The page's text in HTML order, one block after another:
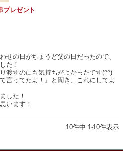
レゼント
せの日がちょうど父の日だったので、
た！
渡すのにも気持ちがよかったです(^^)
言ってたよ！』と聞き、これにしてよ
した！
います！
10件中 1-10件表示